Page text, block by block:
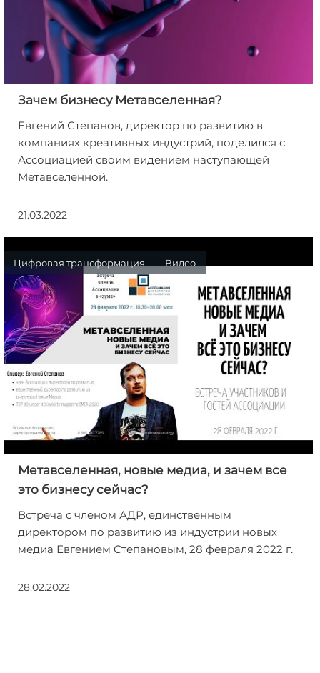
Зачем бизнесу Метавселенная?
Евгений Степанов, директор по развитию в
компаниях креативных индустрий, поделился с
Ассоциацией своим видением наступающей
Метавселенной.
21.03.2022
Цифровая трансформация Видео
Метавселенная, новые медиа, и зачем все
это бизнесу сейчас?
Встреча с членом АДР, единственным
директором по развитию из индустрии новых
медиа Евгением Степановым, 28 февраля 2022 г.
28.02.2022